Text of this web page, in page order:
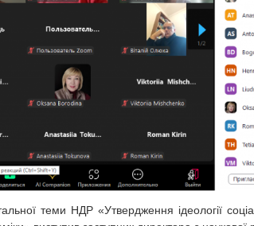
теми НДР «Утвердження ідеології